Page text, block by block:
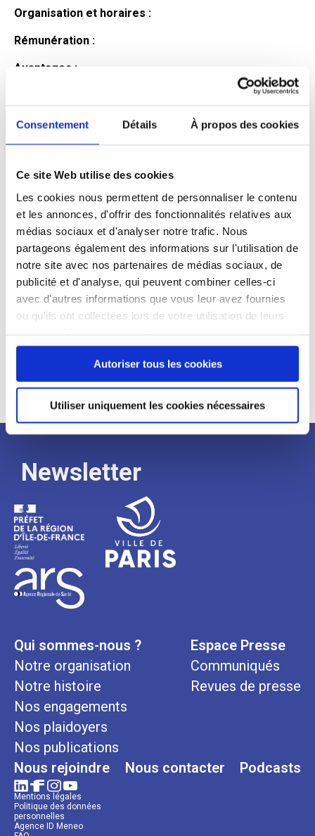
Consentement Détails À propos des cookies
Ce site Web utilise des cookies
Les cookies nous permettent de personnaliser le contenu
et les annonces, d'offrir des fonctionnalités relatives aux
médias sociaux et d'analyser notre trafic. Nous
partageons également des informations sur l'utilisation de
notre site avec nos partenaires de médias sociaux, de
publicité et d'analyse, qui peuvent combiner celles-ci
avec d'autres informations que vous leur avez fournies
ou qu'ils ont collectées lors de votre utilisation de leurs
continuez à utiliser notre site Web.
Autoriser tous les cookies
Utiliser uniquement les cookies nécessaires
Organisation et horaires :
Rémunération :
Avantages :
Profil du
candidat
Qualifications et diplômes :
Profil recherché :
Expérience :
Processus
de
recrutement
Newsletter
Qui sommes-nous ?
Notre organisation
Notre histoire
Nos engagements
Nos plaidoyers
Nos publications
Espace Presse
Communiqués
Revues de presse
Nous rejoindre Nous contacter Podcasts
Mentions légales
Politique des données
personnelles
Agence ID Meneo